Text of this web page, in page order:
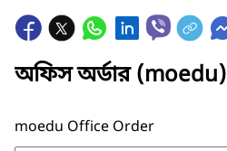
অফিস অর্ডার (moedu)
moedu Office Order